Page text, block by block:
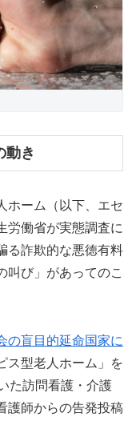
動き
ホーム（以下、エセ
労働省が実態調査に
る詐欺的な悪徳有料
叫び」があってのこ
の盲目的延命国家に
ス型老人ホーム」を
た訪問看護・介護
護師からの告発投稿